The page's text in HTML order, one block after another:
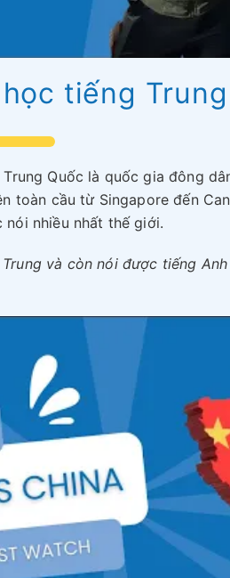
tiếng Trung
Quốc là quốc gia đông
toàn cầu từ Singapore đến
nhiều nhất thế giới.
và còn nói được tiếng